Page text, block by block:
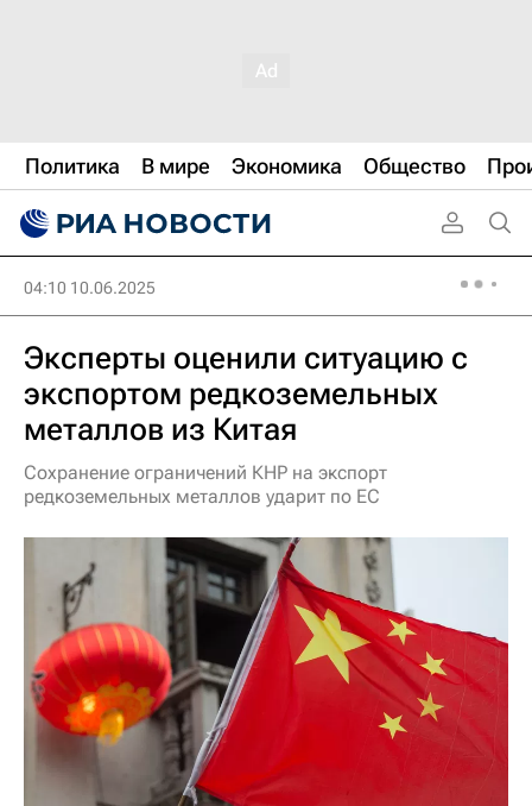
Политика В мире Экономика Общество
04:10 10.06.2025
Эксперты оценили ситуацию с
экспортом редкоземельных
металлов из Китая
Сохранение ограничений КНР на экспорт
редкоземельных металлов ударит по ЕС